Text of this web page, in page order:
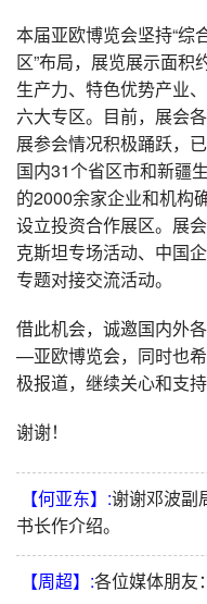
本届亚欧博览会坚持“综
区”布局，展览展示面积
生产力、特色优势产业
六大专区。目前，展会
展参会情况积极踊跃，
国内31个省区市和新疆
的2000余家企业和机构
设立投资合作展区。展
克斯坦专场活动、中国
专题对接交流活动。
借此机会，诚邀国内外
—亚欧博览会，同时也
极报道，继续关心和支
谢谢！
【何亚东】:谢谢邓波副
书长作介绍。
【周超】:各位媒体朋友：